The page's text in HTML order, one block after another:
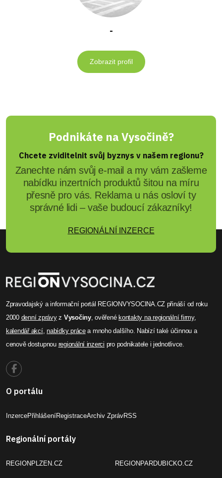
-
Zobrazit profil
Podnikáte na Vysočině?
Chcete zviditelnit svůj byznys v našem regionu?
Zanechte nám svůj e-mail a my vám zašleme
nabídku inzertních produktů šitou na míru
přesně pro vás. Reklama u nás osloví ty
správné lidi – vaše budoucí zákazníky!
REGIONÁLNÍ INZERCE
Zpravodajský a informační portál REGIONVYSOCINA.CZ přináší od roku
2000 denní zprávyz Vysočiny, ověřenékontakty na regionální firmy,
kalendář akcí,nabídky prácea mnoho dalšího. Nabízí také účinnou a
cenově dostupnou regionální inzerci pro podnikatele i jednotlivce.
O portálu
InzercePřihlášeníRegistraceArchiv ZprávRSS
Regionální portály
REGIONPLZEN.CZ REGIONPARDUBICKO.CZ